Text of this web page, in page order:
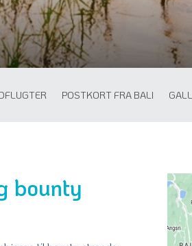
POSTKORT FRA BALI
bounty